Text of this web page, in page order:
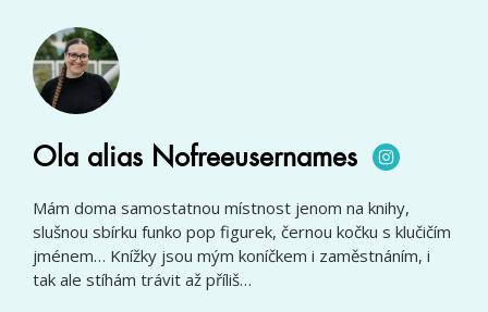
Ola alias Nofreeusernames
Mám doma samostatnou místnost jenom na knihy,
slušnou sbírku funko pop figurek, černou kočku s klučičím
jménem… Knížky jsou mým koníčkem i zaměstnáním, i
tak ale stíhám trávit až příliš…